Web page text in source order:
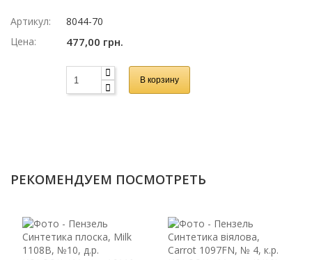
Артикул:
8044-70
Цена:
477,00 грн.
В корзину
РЕКОМЕНДУЕМ ПОСМОТРЕТЬ